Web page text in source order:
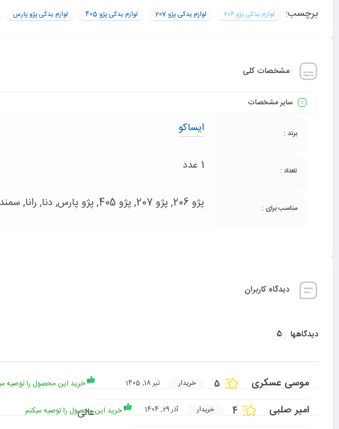
یکی از سوالاتی که برای خریداران مطرح می‌شود، قیمت پایه پشت سری
کنید.
برچسب: لوازم یدکی پژو 206 لوازم یدکی پژو 207 لوازم یدکی پژو 405 لوازم یدکی پژو پارس
مشخصات کلی
سایر مشخصات
برند : ایساکو
تعداد : 1 عدد
مناسب برای : پژو 206, پژو 207, پژو 405, پژو پارس, دنا, رانا, سمند
دیدگاه کاربران
دیدگاهها 5
موسی عسکری 5 خریدار تیر 18, 1405 خرید این محصول را توصیه
عالی امیر صلبی 4 خریدار آذر 29, 1404 خرید این محصول را توصیه میکنم